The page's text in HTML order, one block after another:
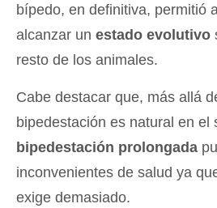
bípedo, en definitiva, permitió
alcanzar un estado evolutivo
resto de los animales.
Cabe destacar que, más allá
bipedestación es natural en el
bipedestación prolongada
inconvenientes de salud ya
exige demasiado.